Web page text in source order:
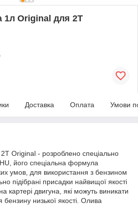
1л Original для 2T
Доставка Оплата Умови
Original - розроблено спеціально
HU, його спеціальна формула
умов, для використання з бензином
підібрані присадки найвищої якості
картері двигуна, які можуть виникати
бензину низької якості. Олива